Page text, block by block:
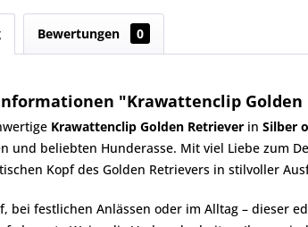
Bewertungen 0
"Krawattenclip Golden
Krawattenclip Golden Retriever in Silber
und beliebten Hunderasse. Mit viel Liebe zum
Kopf des Golden Retrievers in stilvoller
bei festlichen Anlässen oder im Alltag – dieser